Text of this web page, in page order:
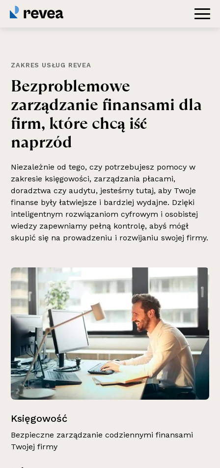
ZAKRES USŁUG REVEA
Bezproblemowe
zarządzanie finansami dla
firm, które chcą iść
naprzód
Niezależnie od tego, czy potrzebujesz pomocy w
zakresie księgowości, zarządzania płacami,
doradztwa czy audytu, jesteśmy tutaj, aby Twoje
finanse były łatwiejsze i bardziej wydajne. Dzięki
inteligentnym rozwiązaniom cyfrowym i osobistej
wiedzy zapewniamy pełną kontrolę, abyś mógł
skupić się na prowadzeniu i rozwijaniu swojej firmy.
Księgowość
Bezpieczne zarządzanie codziennymi finansami
Twojej firmy